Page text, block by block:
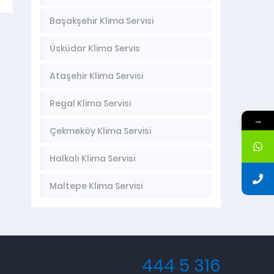
Başakşehir Klima Servisi
Üsküdar Klima Servis
Ataşehir Klima Servisi
Regal Klima Servisi
Çekmeköy Klima Servisi
Halkalı Klima Servisi
Maltepe Klima Servisi
444 5 316
→